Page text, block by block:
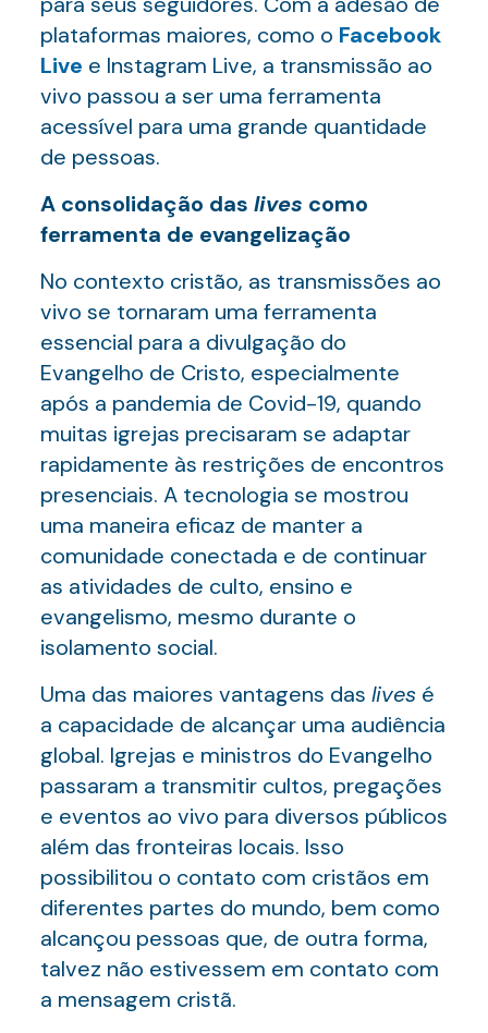
plataformas maiores, como o Facebook
Live e Instagram Live, a transmissão ao
vivo passou a ser uma ferramenta
acessível para uma grande quantidade
de pessoas.
A consolidação das lives como
ferramenta de evangelização
No contexto cristão, as transmissões ao
vivo se tornaram uma ferramenta
essencial para a divulgação do
Evangelho de Cristo, especialmente
após a pandemia de Covid-19, quando
muitas igrejas precisaram se adaptar
rapidamente às restrições de encontros
presenciais. A tecnologia se mostrou
uma maneira eficaz de manter a
comunidade conectada e de continuar
as atividades de culto, ensino e
evangelismo, mesmo durante o
isolamento social.
Uma das maiores vantagens das livesé
a capacidade de alcançar uma audiência
global. Igrejas e ministros do Evangelho
passaram a transmitir cultos, pregações
e eventos ao vivo para diversos públicos
além das fronteiras locais. Isso
possibilitou o contato com cristãos em
diferentes partes do mundo, bem como
alcançou pessoas que, de outra forma,
talvez não estivessem em contato com
a mensagem cristã.